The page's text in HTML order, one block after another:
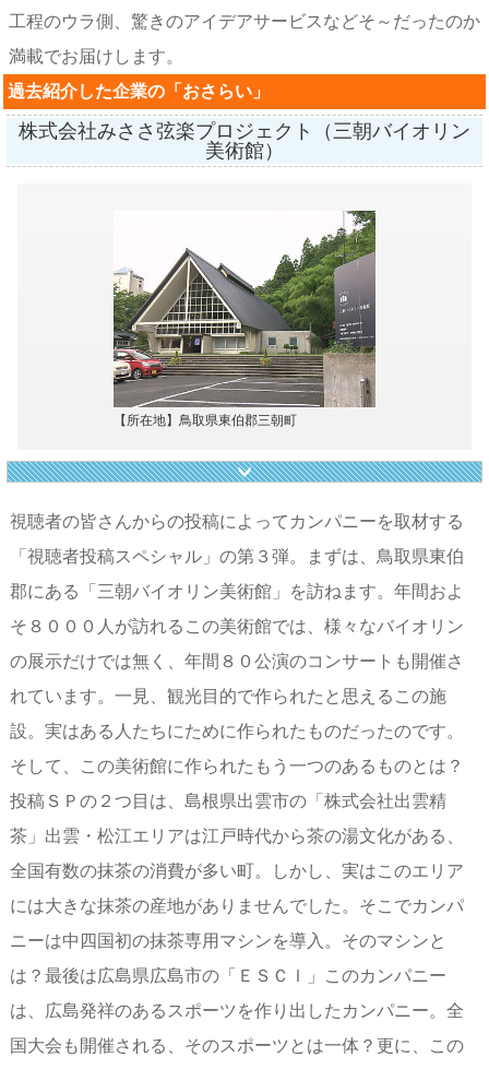
工程のウラ側、驚きのアイデアサービスなどそ～だったのか
満載でお届けします。
過去紹介した企業の「おさらい」
株式会社みささ弦楽プロジェクト（三朝バイオリン
美術館）
【所在地】鳥取県東伯郡三朝町
視聴者の皆さんからの投稿によってカンパニーを取材する
「視聴者投稿スペシャル」の第３弾。まずは、鳥取県東伯
郡にある「三朝バイオリン美術館」を訪ねます。年間およ
そ８０００人が訪れるこの美術館では、様々なバイオリン
の展示だけでは無く、年間８０公演のコンサートも開催さ
れています。一見、観光目的で作られたと思えるこの施
設。実はある人たちにために作られたものだったのです。
そして、この美術館に作られたもう一つのあるものとは？
投稿ＳＰの２つ目は、島根県出雲市の「株式会社出雲精
茶」出雲・松江エリアは江戸時代から茶の湯文化がある、
全国有数の抹茶の消費が多い町。しかし、実はこのエリア
には大きな抹茶の産地がありませんでした。そこでカンパ
ニーは中四国初の抹茶専用マシンを導入。そのマシンと
は？最後は広島県広島市の「ＥＳＣＩ」このカンパニー
は、広島発祥のあるスポーツを作り出したカンパニー。全
国大会も開催される、そのスポーツとは一体？更に、この